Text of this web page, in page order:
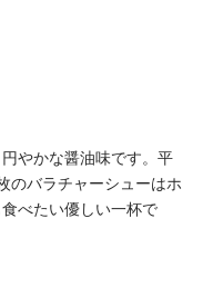
やかな醤油味です。平
のバラチャーシューはホ
べたい優しい一杯で